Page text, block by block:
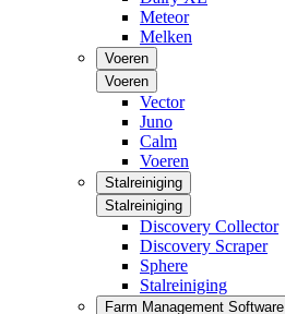
Meteor
Melken
Voeren
Voeren
Vector
Juno
Calm
Voeren
Stalreiniging
Stalreiniging
Discovery Collector
Discovery Scraper
Sphere
Stalreiniging
Farm Management Software